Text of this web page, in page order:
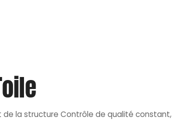
de la structure Contrôle de qualité constant,